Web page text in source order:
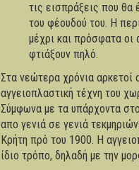
τις εισπράξεις που
του φέουδού του. Η
μέχρι και πρόσφατα οι
φτιάξουν πηλό.
Στα νεώτερα χρόνια αρκετοί
αγγειοπλαστική τέχνη του
Σύμφωνα με τα υπάρχοντα
απο γενιά σε γενιά
Κρήτη πρό του 1900. Η
ίδιο τρόπο, δηλαδή με την